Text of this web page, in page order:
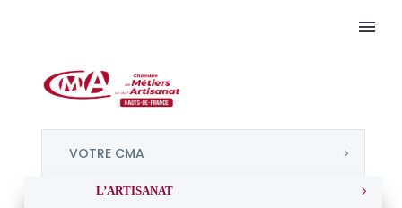
VOTRE CMA
L’ARTISANAT